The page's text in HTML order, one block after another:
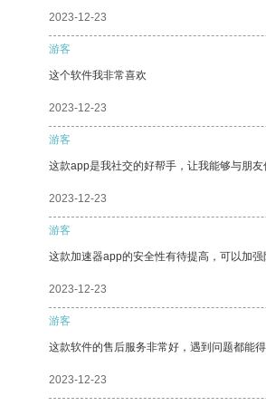
2023-12-23
游客
这个软件我非常喜欢
2023-12-23
游客
这款app是我社交的好帮手，让我能够与朋友
2023-12-23
游客
这款加速器app的安全性有待提高，可以加
2023-12-23
游客
这款软件的售后服务非常好，遇到问题都能得
2023-12-23